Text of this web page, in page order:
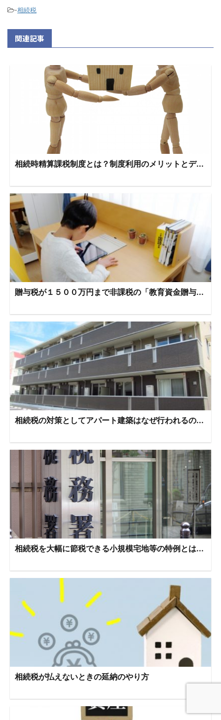
-相続税
関連記事
相続時精算課税制度とは？制度利用のメリットとデ...
贈与税が１５００万円まで非課税の「教育資金贈与...
相続税の対策としてアパート建築はなぜ行われるの...
相続税を大幅に節税できる小規模宅地等の特例とは...
相続税が払えないときの延納のやり方